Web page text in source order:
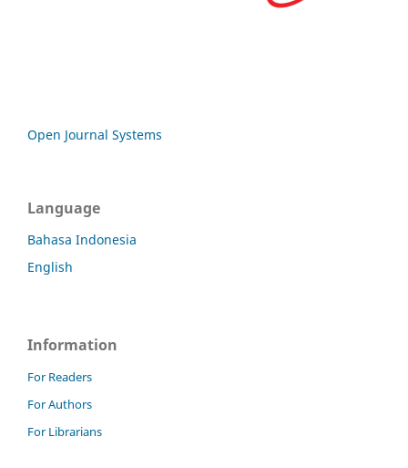
Open Journal Systems
Language
Bahasa Indonesia
English
Information
For Readers
For Authors
For Librarians